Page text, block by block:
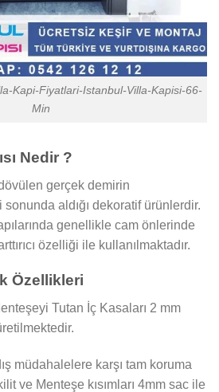
Kapi-Fiyatlari-Istanbul-Villa-Kapisi-66-
Min
Nedir ?
gerçek demirin
aldığı dekoratif ürünlerdir.
genellikle cam önlerinde
özelliği ile kullanılmaktadır.
Özellikleri
Tutan İç Kasaları 2 mm
müdahalelere karşı tam koruma
ve Menteşe kısımları 4mm sac ile